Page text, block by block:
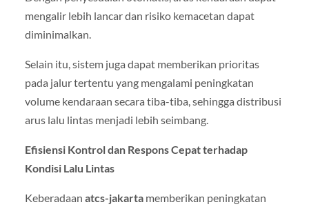
mengalir lebih lancar dan risiko kemacetan dapat
diminimalkan.
Selain itu, sistem juga dapat memberikan prioritas
pada jalur tertentu yang mengalami peningkatan
volume kendaraan secara tiba-tiba, sehingga distribusi
arus lalu lintas menjadi lebih seimbang.
Efisiensi Kontrol dan Respons Cepat terhadap
Kondisi Lalu Lintas
Keberadaan atcs-jakartamemberikan peningkatan